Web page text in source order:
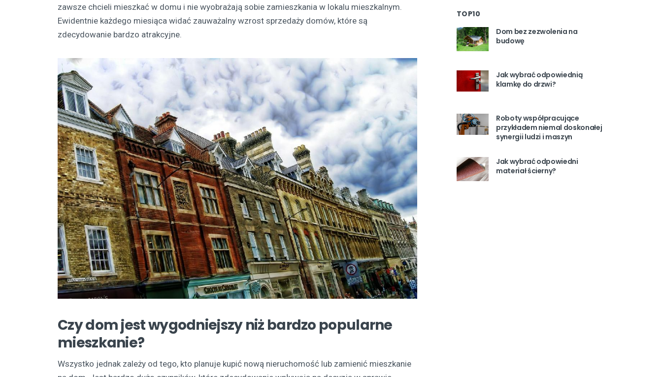
zawsze chcieli mieszkać w domu i nie wyobrażają sobie zamieszkania w lokalu mieszkalnym.
Ewidentnie każdego miesiąca widać zauważalny wzrost sprzedaży domów, które są
zdecydowanie bardzo atrakcyjne.
Czy dom jest wygodniejszy niż bardzo popularne
mieszkanie?
Wszystko jednak zależy od tego, kto planuje kupić nową nieruchomość lub zamienić mieszkanie
TOP10
Dom bez zezwolenia na
budowę
Jak wybrać odpowiednią
klamkę do drzwi?
Roboty współpracujące
przykładem niemal doskonałej
synergii ludzi i maszyn
Jak wybrać odpowiedni
materiał ścierny?